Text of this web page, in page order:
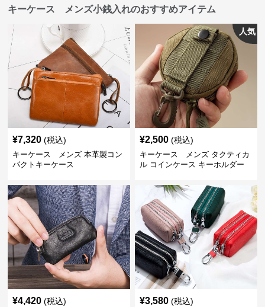
キーケース メンズ小銭入れのおすすめアイテム
¥7,320 (税込)
キーケース メンズ 本革製コン
パクトキーケース
人気
¥2,500 (税込)
キーケース メンズ タクティカ
ル コインケース キーホルダー
¥4,420 (税込) ¥3,580 (税込)